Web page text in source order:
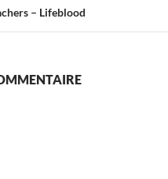
– Lifeblood